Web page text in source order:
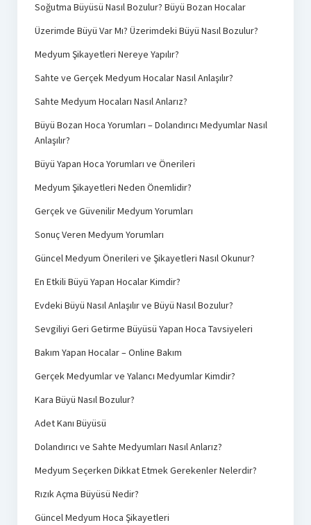
Soğutma Büyüsü Nasıl Bozulur? Büyü Bozan Hocalar
Üzerimde Büyü Var Mı? Üzerimdeki Büyü Nasıl Bozulur?
Medyum Şikayetleri Nereye Yapılır?
Sahte ve Gerçek Medyum Hocalar Nasıl Anlaşılır?
Sahte Medyum Hocaları Nasıl Anlarız?
Büyü Bozan Hoca Yorumları – Dolandırıcı Medyumlar Nasıl
Anlaşılır?
Büyü Yapan Hoca Yorumları ve Önerileri
Medyum Şikayetleri Neden Önemlidir?
Gerçek ve Güvenilir Medyum Yorumları
Sonuç Veren Medyum Yorumları
Güncel Medyum Önerileri ve Şikayetleri Nasıl Okunur?
En Etkili Büyü Yapan Hocalar Kimdir?
Evdeki Büyü Nasıl Anlaşılır ve Büyü Nasıl Bozulur?
Sevgiliyi Geri Getirme Büyüsü Yapan Hoca Tavsiyeleri
Bakım Yapan Hocalar – Online Bakım
Gerçek Medyumlar ve Yalancı Medyumlar Kimdir?
Kara Büyü Nasıl Bozulur?
Adet Kanı Büyüsü
Dolandırıcı ve Sahte Medyumları Nasıl Anlarız?
Medyum Seçerken Dikkat Etmek Gerekenler Nelerdir?
Rızık Açma Büyüsü Nedir?
Güncel Medyum Hoca Şikayetleri